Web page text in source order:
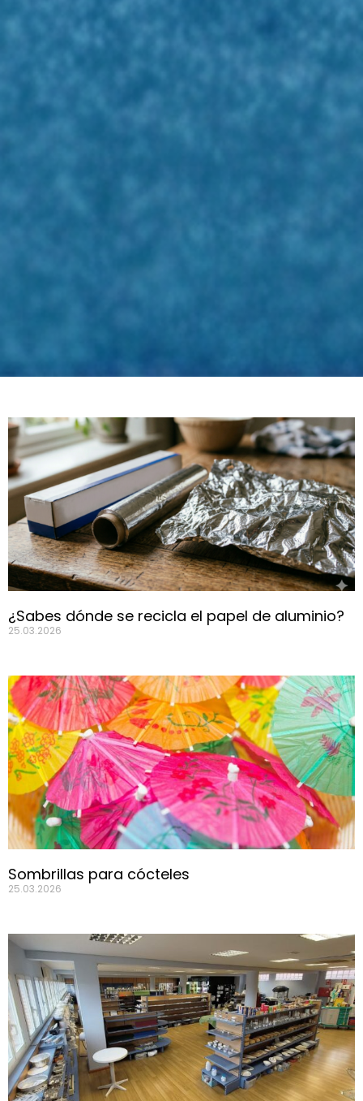
BLOG
¿Sabes dónde se recicla el papel de aluminio?
25.03.2026
Sombrillas para cócteles
25.03.2026